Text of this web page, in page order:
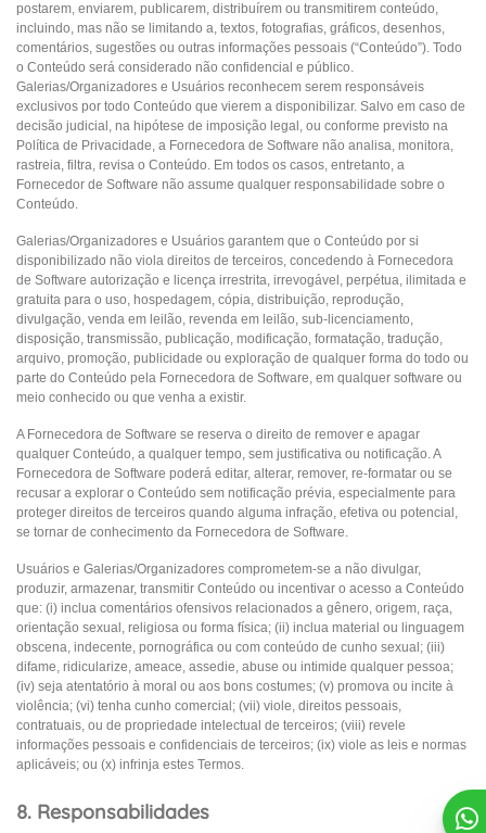
postarem, enviarem, publicarem, distribuírem ou transmitirem conteúdo,
incluindo, mas não se limitando a, textos, fotografias, gráficos, desenhos,
comentários, sugestões ou outras informações pessoais (“Conteúdo”). Todo
o Conteúdo será considerado não confidencial e público.
Galerias/Organizadores e Usuários reconhecem serem responsáveis
exclusivos por todo Conteúdo que vierem a disponibilizar. Salvo em caso de
decisão judicial, na hipótese de imposição legal, ou conforme previsto na
Política de Privacidade, a Fornecedora de Software não analisa, monitora,
rastreia, filtra, revisa o Conteúdo. Em todos os casos, entretanto, a
Fornecedor de Software não assume qualquer responsabilidade sobre o
Conteúdo.
Galerias/Organizadores e Usuários garantem que o Conteúdo por si
disponibilizado não viola direitos de terceiros, concedendo à Fornecedora
de Software autorização e licença irrestrita, irrevogável, perpétua, ilimitada e
gratuita para o uso, hospedagem, cópia, distribuição, reprodução,
divulgação, venda em leilão, revenda em leilão, sub-licenciamento,
disposição, transmissão, publicação, modificação, formatação, tradução,
arquivo, promoção, publicidade ou exploração de qualquer forma do todo ou
parte do Conteúdo pela Fornecedora de Software, em qualquer software ou
meio conhecido ou que venha a existir.
A Fornecedora de Software se reserva o direito de remover e apagar
qualquer Conteúdo, a qualquer tempo, sem justificativa ou notificação. A
Fornecedora de Software poderá editar, alterar, remover, re-formatar ou se
recusar a explorar o Conteúdo sem notificação prévia, especialmente para
proteger direitos de terceiros quando alguma infração, efetiva ou potencial,
se tornar de conhecimento da Fornecedora de Software.
Usuários e Galerias/Organizadores comprometem-se a não divulgar,
produzir, armazenar, transmitir Conteúdo ou incentivar o acesso a Conteúdo
que: (i) inclua comentários ofensivos relacionados a gênero, origem, raça,
orientação sexual, religiosa ou forma física; (ii) inclua material ou linguagem
obscena, indecente, pornográfica ou com conteúdo de cunho sexual; (iii)
difame, ridicularize, ameace, assedie, abuse ou intimide qualquer pessoa;
(iv) seja atentatório à moral ou aos bons costumes; (v) promova ou incite à
violência; (vi) tenha cunho comercial; (vii) viole, direitos pessoais,
contratuais, ou de propriedade intelectual de terceiros; (viii) revele
informações pessoais e confidenciais de terceiros; (ix) viole as leis e normas
aplicáveis; ou (x) infrinja estes Termos.
8. Responsabilidades